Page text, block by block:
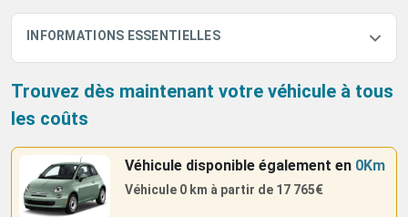
INFORMATIONS ESSENTIELLES
Trouvez dès maintenant votre véhicule à tous
les coûts
Véhicule disponible également en 0Km
Véhicule 0 km à partir de 17 765€